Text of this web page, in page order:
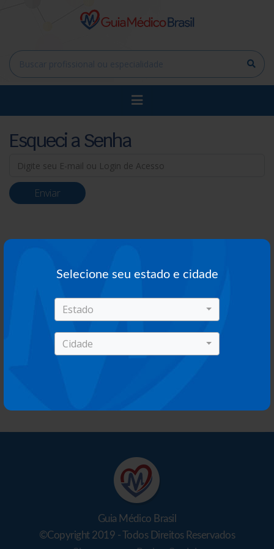
Selecione seu estado e cidade
Estado
Cidade
Esqueci a Senha
Guia Médico Brasil
©Copyright 2019 - Todos Direitos Reservados